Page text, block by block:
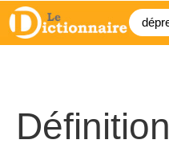
Définition